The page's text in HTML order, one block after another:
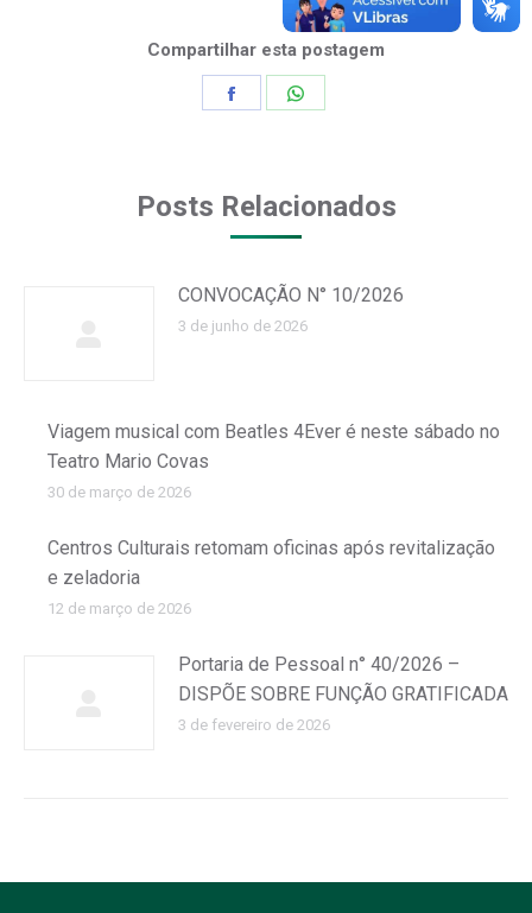
Compartilhar esta postagem
Posts Relacionados
CONVOCAÇÃO N° 10/2026
3 de junho de 2026
Viagem musical com Beatles 4Ever é neste sábado no
Teatro Mario Covas
30 de março de 2026
Centros Culturais retomam oficinas após revitalização
e zeladoria
12 de março de 2026
Portaria de Pessoal n° 40/2026 –
DISPÕE SOBRE FUNÇÃO GRATIFICADA
3 de fevereiro de 2026